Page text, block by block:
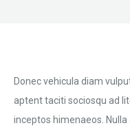
Donec vehicula diam
aptent taciti sociosqu ad
inceptos himenaeos.